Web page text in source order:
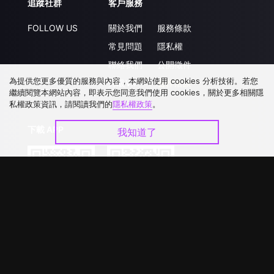
追蹤社群
FOLLOW US
客戶服務
關於我們
常見問題
聯絡我們
升級VIP
服務條款
隱私權
公開徵件
合作洽談
為提供您更多優質的服務與內容，本網站使用 cookies 分析技術。若您
繼續閱覽本網站內容，即表示您同意我們使用 cookies，關於更多相關隱
私權政策資訊，請閱讀我們的隱私權政策。
我知道了